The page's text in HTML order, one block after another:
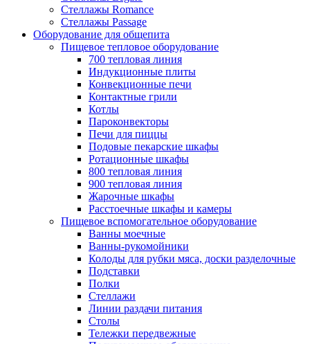
Стеллажы Romance
Стеллажы Passage
Оборудование для общепита
Пищевое тепловое оборудование
700 тепловая линия
Индукционные плиты
Конвекционные печи
Контактные грили
Котлы
Пароконвекторы
Печи для пиццы
Подовые пекарские шкафы
Ротационные шкафы
800 тепловая линия
900 тепловая линия
Жарочные шкафы
Расстоечные шкафы и камеры
Пищевое вспомогательное оборудование
Ванны моечные
Ванны-рукомойники
Колоды для рубки мяса, доски разделочные
Подставки
Полки
Стеллажи
Линии раздачи питания
Столы
Тележки передвежные